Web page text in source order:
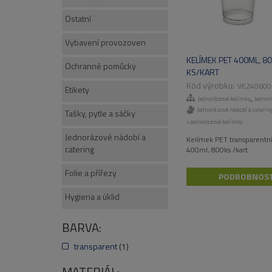
KELÍMEK PET 400ML,
KS/KART
VE240600
Jednorázové kelímky,
Jednorázové nádobí a
>Jednorázové kelímky
Kelímek PET
400ml, 800ks /kart
Ostatní
Vybavení provozoven
Ochranné pomůcky
Etikety
Tašky, pytle a sáčky
Jednorázové nádobí a
catering
Folie a přířezy
Hygiena a úklid
BARVA:
transparent (1)